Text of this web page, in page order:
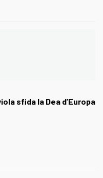
sfida la Dea d’Europa